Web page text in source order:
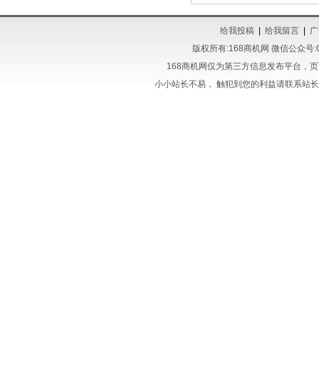
给我投稿 给我留言
版权所有:168商机网 微信公众
168商机网仅为第三方信息发布平台，
小小站长不易， 触犯到您的利益请联系站